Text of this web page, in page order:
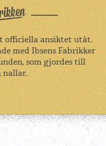
TILMELD
officiella ansiktet utåt.
med Ibsens Fabrikker
som gjordes till
nallar.